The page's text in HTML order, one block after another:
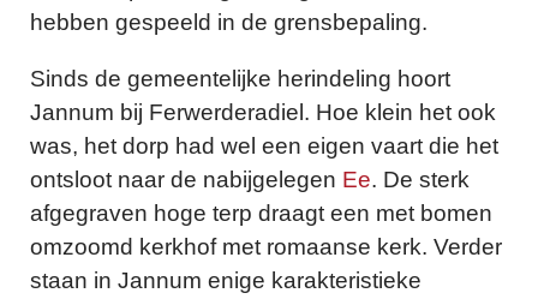
hebben gespeeld in de grensbepaling.
Sinds de gemeentelijke herindeling hoort
Jannum bij Ferwerderadiel. Hoe klein het ook
was, het dorp had wel een eigen vaart die het
ontsloot naar de nabijgelegen Ee. De sterk
afgegraven hoge terp draagt een met bomen
omzoomd kerkhof met romaanse kerk. Verder
staan in Jannum enige karakteristieke